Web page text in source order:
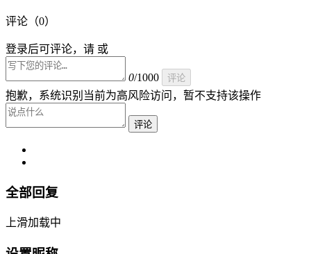
评论（0）
登录后可评论，请 或
0/1000 评论
抱歉，系统识别当前为高风险访问，暂不支持该操作
评论
全部回复
上滑加载中